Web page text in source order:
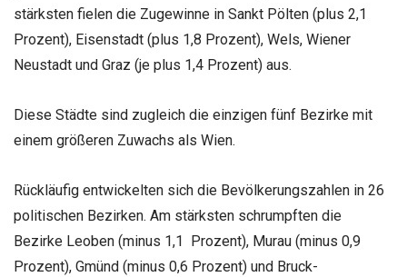
stärksten fielen die Zugewinne in Sankt Pölten (plus 2,1
Prozent), Eisenstadt (plus 1,8 Prozent), Wels, Wiener
Neustadt und Graz (je plus 1,4 Prozent) aus.
Diese Städte sind zugleich die einzigen fünf Bezirke mit
einem größeren Zuwachs als Wien.
Rückläufig entwickelten sich die Bevölkerungszahlen in 26
politischen Bezirken. Am stärksten schrumpften die
Bezirke Leoben (minus 1,1 Prozent), Murau (minus 0,9
Prozent), Gmünd (minus 0,6 Prozent) und Bruck-